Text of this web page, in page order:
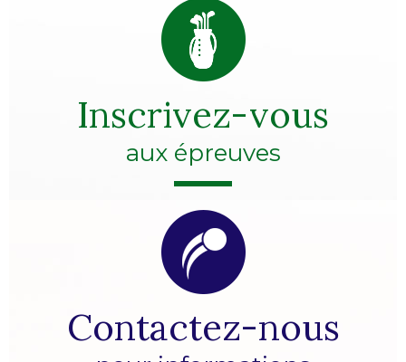
Inscrivez-vous
aux épreuves
Contactez-nous